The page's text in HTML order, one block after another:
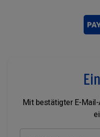
Mit bestätigter E-